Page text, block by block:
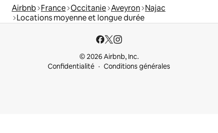
Airbnb France Occitanie Aveyron Najac
Locations moyenne et longue durée
© 2026 Airbnb, Inc.
Confidentialité
Conditions générales